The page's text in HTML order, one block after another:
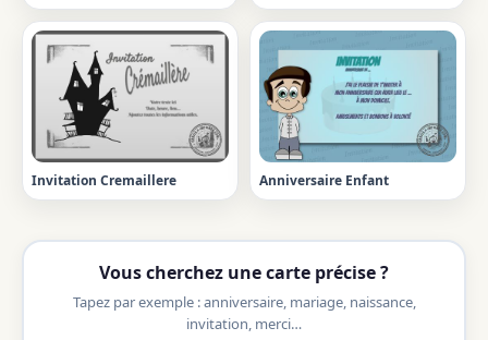
Invitation Cremaillere Anniversaire Enfant
Vous cherchez une carte précise ?
Tapez par exemple : anniversaire, mariage, naissance,
invitation, merci…